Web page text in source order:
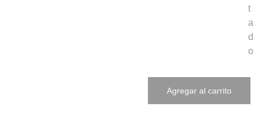
t
a
d
o
Agregar al carrito